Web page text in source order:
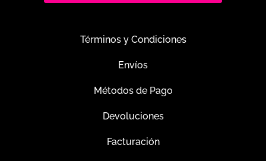
Términos y Condiciones
Envíos
Métodos de Pago
Devoluciones
Facturación